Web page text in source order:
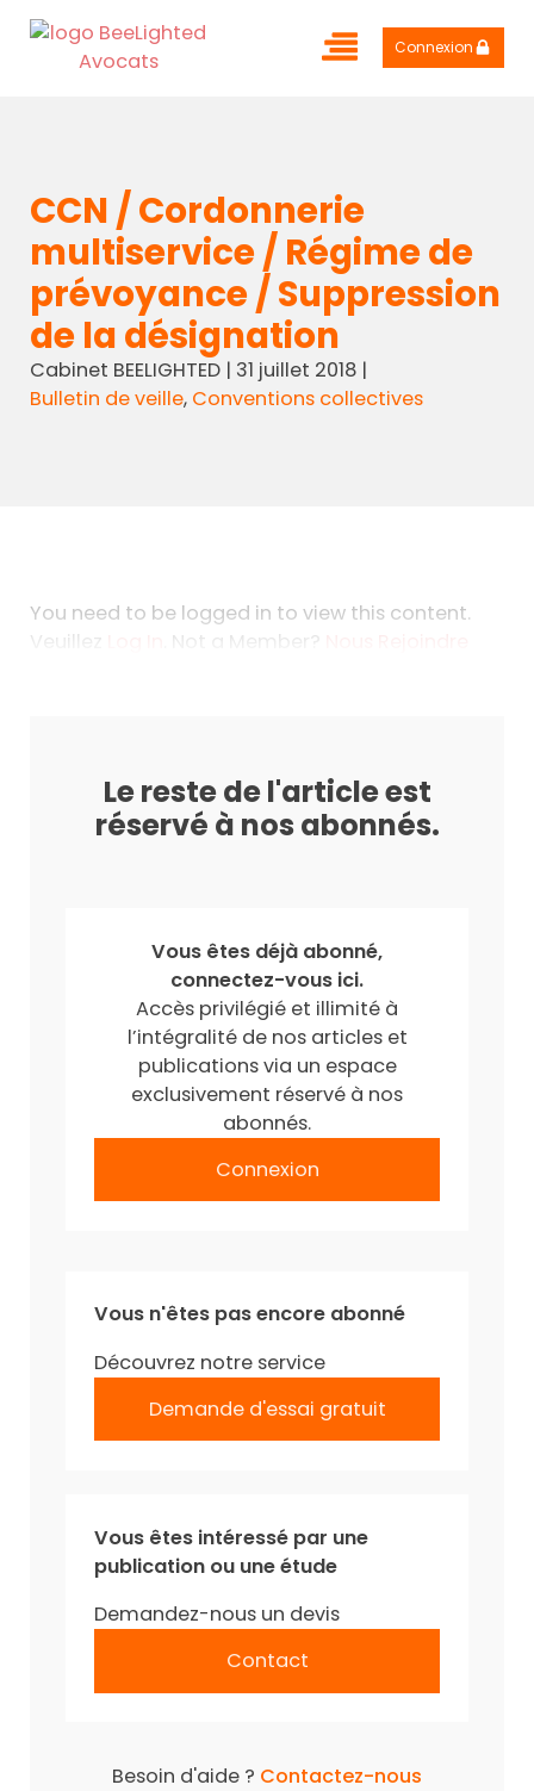
Connexion
CCN / Cordonnerie
multiservice / Régime de
prévoyance / Suppression
de la désignation
Cabinet BEELIGHTED| 31 juillet 2018|
Bulletin de veille, Conventions collectives
You need to be logged in to view this content.
Veuillez
. Not a Member?
Le reste de l'article est
réservé à nos abonnés.
Vous êtes déjà abonné,
connectez-vous ici.
Accès privilégié et illimité à
l’intégralité de nos articles et
publications via un espace
exclusivement réservé à nos
abonnés.
Connexion
Vous n'êtes pas encore abonné
Découvrez notre service
Demande d'essai gratuit
Vous êtes intéressé par une
publication ou une étude
Demandez-nous un devis
Contact
Besoin d'aide ? Contactez-nous